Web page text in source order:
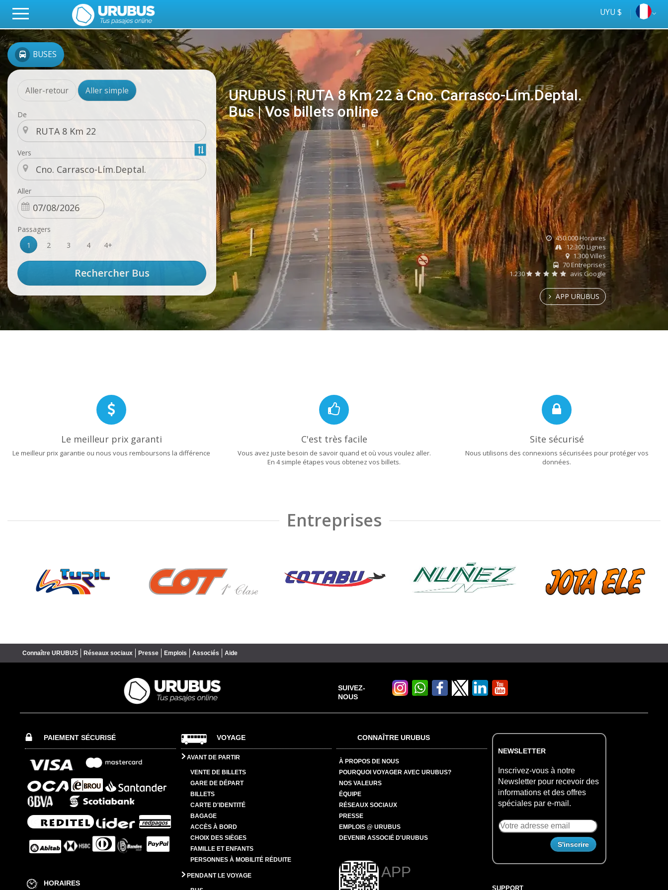
UYU $
BUSES
Aller-retour Aller simple
De
Vers
Aller
Passagers
1
2 3 4 4+
URUBUS | RUTA 8 Km 22 à Cno. Carrasco-Lím.Deptal.
Bus | Vos billets online
online
Tus
ómnibus
450.000 Horaires
12.300 Lignes
1.300 Villes
70 Entreprises
1.230
avis Google
APP URUBUS
Le meilleur prix garanti
Le meilleur prix garantie ou nous vous remboursons la différence
C'est très facile
Vous avez juste besoin de savoir quand et où vous voulez aller.
En 4 simple étapes vous obtenez vos billets.
Site sécurisé
Nous utilisons des connexions sécurisées pour protéger vos
données.
Entreprises
Connaître URUBUS Réseaux sociaux Presse Emplois Associés Aide
SUIVEZ-
NOUS
PAIEMENT SÉCURISÉ
HORAIRES
VOYAGE
AVANT DE PARTIR
VENTE DE BILLETS
GARE DE DÉPART
BILLETS
CARTE D'IDENTITÉ
BAGAGE
ACCÈS À BORD
CHOIX DES SIÈGES
FAMILLE ET ENFANTS
PERSONNES À MOBILITÉ RÉDUITE
PENDANT LE VOYAGE
CONNAÎTRE URUBUS
À PROPOS DE NOUS
POURQUOI VOYAGER AVEC URUBUS?
NOS VALEURS
ÉQUIPE
RÉSEAUX SOCIAUX
PRESSE
EMPLOIS @ URUBUS
DEVENIR ASSOCIÉ D'URUBUS
APP
NEWSLETTER
Inscrivez-vous à notre
Newsletter pour recevoir des
informations et des offres
spéciales par e-mail.
SUPPORT